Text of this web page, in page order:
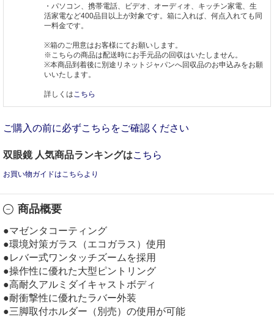
・パソコン、携帯電話、ビデオ、オーディオ、キッチン家電、生
活家電など400品目以上が対象です。箱に入れば、何点入れても同
一料金です。
※箱のご用意はお客様にてお願いします。
※こちらの商品は配送時にお手元品の回収はいたしません。
※本商品到着後に別途リネットジャパンへ回収品のお申込みをお願
いいたします。
詳しくはこちら
ご購入の前に必ずこちらをご確認ください
双眼鏡 人気商品ランキングはこちら
お買い物ガイドはこちらより
商品概要
●マゼンタコーティング
●環境対策ガラス（エコガラス）使用
●レバー式ワンタッチズームを採用
●操作性に優れた大型ピントリング
●高耐久アルミダイキャストボディ
●耐衝撃性に優れたラバー外装
●三脚取付ホルダー（別売）の使用が可能